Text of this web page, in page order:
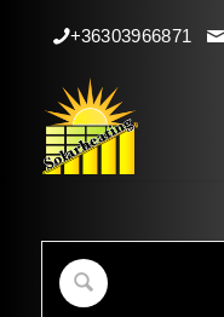
+36303966871